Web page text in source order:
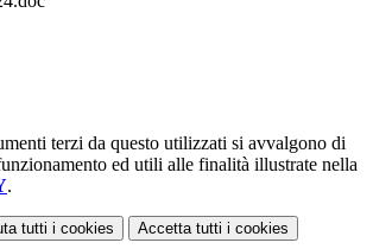
terzi da questo utilizzati si avvalgono di
ed utili alle finalità illustrate nella
.
tutti i cookies Accetta tutti i cookies